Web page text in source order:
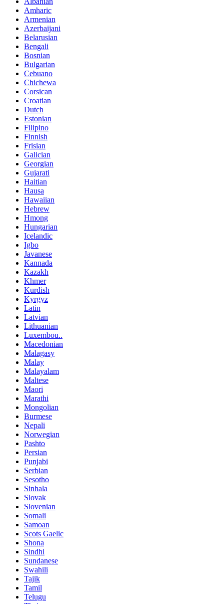
Amharic
Armenian
Azerbaijani
Belarusian
Bengali
Bosnian
Bulgarian
Cebuano
Chichewa
Corsican
Croatian
Dutch
Estonian
Filipino
Finnish
Frisian
Galician
Georgian
Gujarati
Haitian
Hausa
Hawaiian
Hebrew
Hmong
Hungarian
Icelandic
Igbo
Javanese
Kannada
Kazakh
Khmer
Kurdish
Kyrgyz
Latin
Latvian
Lithuanian
Luxembou..
Macedonian
Malagasy
Malay
Malayalam
Maltese
Maori
Marathi
Mongolian
Burmese
Nepali
Norwegian
Pashto
Persian
Punjabi
Serbian
Sesotho
Sinhala
Slovak
Slovenian
Somali
Samoan
Scots Gaelic
Shona
Sindhi
Sundanese
Swahili
Tajik
Tamil
Telugu